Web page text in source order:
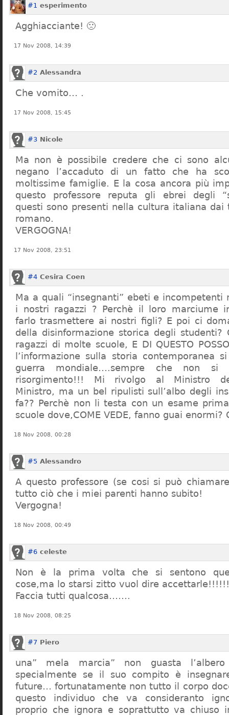
#1 esperimento
Agghiacciante! 🙁
17 Nov 2008, 14:39
#2 Alessandra
Che vomito… .
17 Nov 2008, 15:45
#3 Nicole
Ma non è possibile credere che ci sono
negano l’accaduto di un fatto che ha
moltissime famiglie. E la cosa ancora più
questo professore reputa gli ebrei degli
questi sono presenti nella cultura italiana dai
romano.
VERGOGNA!
17 Nov 2008, 23:51
#4 Cesira Coen
Ma a quali “insegnanti” ebeti e
i nostri ragazzi ? Perchè il loro marciume
farlo trasmettere ai nostri figli? E poi ci
della disinformazione storica degli
ragazzi di molte scuole, E DI QUESTO POSSO
l’informazione sulla storia contemporanea
guerra mondiale….sempre che non
risorgimento!!! Mi rivolgo al Ministro
Ministro, ma un bel ripulisti sull’albo degli
fa?? Perchè non li testa con un esame
scuole dove,COME VEDE, fanno guai enormi?
18 Nov 2008, 00:28
#5 Alessandro
A questo professore (se cosi si può
tutto ciò che i miei parenti hanno subito!
Vergogna!
18 Nov 2008, 00:49
#6 celeste
Non è la prima volta che si sentono
cose,ma lo starsi zitto vuol dire accettarle!!!!!!
Faccia tutti qualcosa…….
18 Nov 2008, 08:25
#7 Piero
una” mela marcia” non guasta
specialmente se il suo compito è
future… fortunatamente non tutto il corpo
questo individuo che va consideranto
proprio che ignora e soprattutto va chiuso